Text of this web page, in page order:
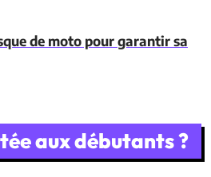
de moto pour garantir sa
aux débutants ?